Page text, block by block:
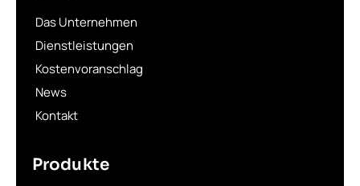
Das Unternehmen
Dienstleistungen
Kostenvoranschlag
News
Kontakt
Produkte